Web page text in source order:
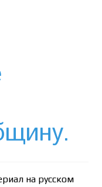
приживаются
рынка
на русском